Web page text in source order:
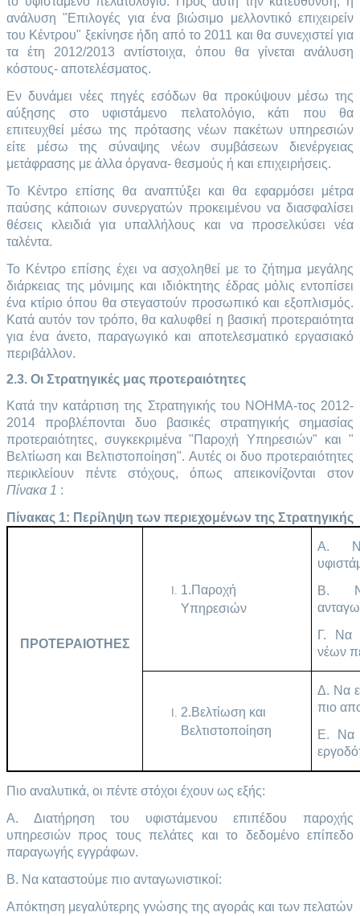
ανάλυση "Επιλογές για ένα βιώσιμο μελλοντικό επιχειρείν
του Κέντρου" ξεκίνησε ήδη από το 2011 και θα συνεχιστεί για
τα έτη 2012/2013 αντίστοιχα, όπου θα γίνεται ανάλυση
κόστους- αποτελέσματος.
Εν δυνάμει νέες πηγές εσόδων θα προκύψουν μέσω της
αύξησης στο υφιστάμενο πελατολόγιο, κάτι που θα
επιτευχθεί μέσω της πρότασης νέων πακέτων υπηρεσιών
είτε μέσω της σύναψης νέων συμβάσεων διενέργειας
μετάφρασης με άλλα όργανα- θεσμούς ή και επιχειρήσεις.
Το Κέντρο επίσης θα αναπτύξει και θα εφαρμόσει μέτρα
παύσης κάποιων συνεργατών προκειμένου να διασφαλίσει
θέσεις κλειδιά για υπαλλήλους και να προσελκύσει νέα
ταλέντα.
Το Κέντρο επίσης έχει να ασχοληθεί με το ζήτημα μεγάλης
διάρκειας της μόνιμης και ιδιόκτητης έδρας μόλις εντοπίσει
ένα κτίριο όπου θα στεγαστούν προσωπικό και εξοπλισμός.
Κατά αυτόν τον τρόπο, θα καλυφθεί η βασική προτεραιότητα
για ένα άνετο, παραγωγικό και αποτελεσματικό εργασιακό
περιβάλλον.
2.3. Οι Στρατηγικές μας προτεραιότητες
Κατά την κατάρτιση της Στρατηγικής του ΝΟΗΜΑ-τος 2012-
2014 προβλέπονται δυο βασικές στρατηγικής σημασίας
προτεραιότητες, συγκεκριμένα "Παροχή Υπηρεσιών" και "
Βελτίωση και Βελτιστοποίηση". Αυτές οι δυο προτεραιότητες
περικλείουν πέντε στόχους, όπως απεικονίζονται στον
Πίνακα 1 :
Πίνακας 1: Περίληψη των περιεχομένων της Στρατηγικής
ΠΡΟΤΕΡΑΙΟΤΗΕΣ
1.Παροχή
Υπηρεσιών
Α.
Β.
Γ. Να
νέων
2.Βελτίωση και
Βελτιστοποίηση
Δ. Να
πιο
Ε. Να
Πιο αναλυτικά, οι πέντε στόχοι έχουν ως εξής:
Α. Διατήρηση του υφιστάμενου επιπέδου παροχής
υπηρεσιών προς τους πελάτες και το δεδομένο επίπεδο
παραγωγής εγγράφων.
B. Να καταστούμε πιο ανταγωνιστικοί:
Απόκτηση μεγαλύτερης γνώσης της αγοράς και των πελατών